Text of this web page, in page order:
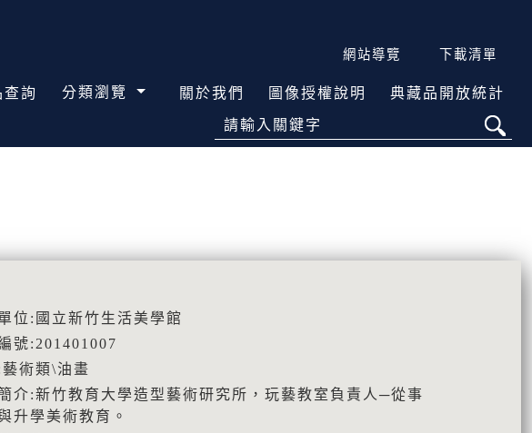
網站導覽 下載清單
查詢 分類瀏覽 關於我們 圖像授權說明 典藏品開放統計
請輸入關鍵字
位:國立新竹生活美學館
號:201401007
術類\油畫
介:新竹教育大學造型藝術研究所，玩藝教室負責人─從事
升學美術教育。